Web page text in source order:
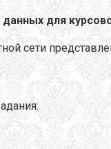
для
сети